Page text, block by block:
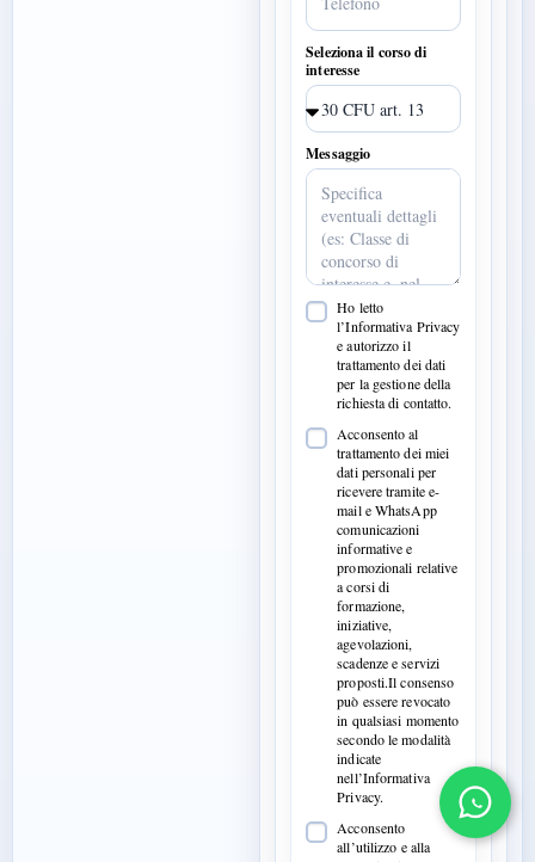
Seleziona il corso di
interesse
Messaggio
Ho letto
l’Informativa Privacy
e autorizzo il
trattamento dei dati
per la gestione della
richiesta di contatto.
Acconsento al
trattamento dei miei
dati personali per
ricevere tramite e-
mail e WhatsApp
comunicazioni
informative e
promozionali relative
a corsi di
formazione,
iniziative,
agevolazioni,
scadenze e servizi
proposti.Il consenso
può essere revocato
in qualsiasi momento
secondo le modalità
indicate
nell’Informativa
Privacy.
Acconsento
all’utilizzo e alla